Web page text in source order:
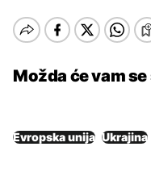
Možda će vam
Evropska unija Ukrajina